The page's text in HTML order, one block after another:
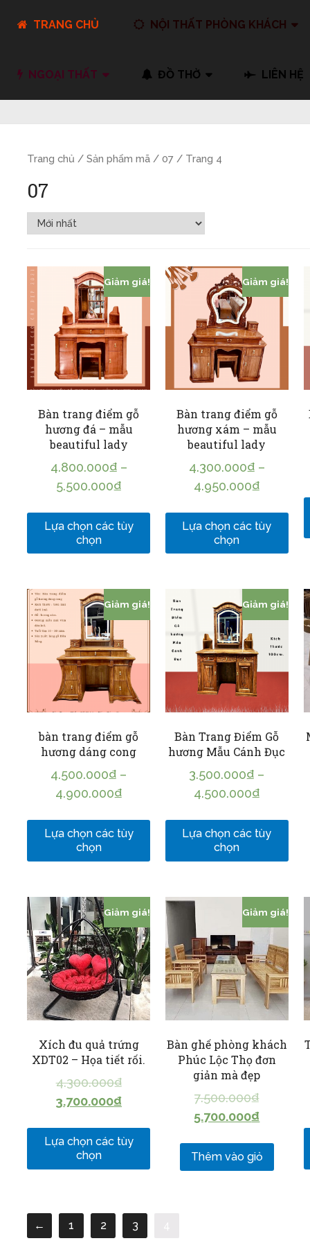
TRANG CHỦ NỘI THẤT PHÒNG KHÁCH
NGOẠI THẤT ĐỒ THỜ LIÊN HỆ
Trang chủ / Sản phẩm mã /07 / Trang 4
07
Giảm giá!
Bàn trang điểm gỗ
hương đá – mẫu
beautiful lady
4.800.000₫–
5.500.000₫
Lựa chọn các tùy
chọn
Giảm giá!
Bàn trang điểm gỗ
hương xám – mẫu
beautiful lady
4.300.000₫–
4.950.000₫
Lựa chọn các tùy
chọn
Giảm giá!
bàn trang điểm gỗ
hương dáng cong
4.500.000₫ –
4.900.000₫
Lựa chọn các tùy
chọn
Giảm giá!
Bàn Trang Điểm Gỗ
hương Mẫu Cánh Đục
3.500.000₫ –
4.500.000₫
Lựa chọn các tùy
chọn
Giảm giá!
Xích đu quả trứng
XDT02 – Họa tiết rối.
4.300.000₫
3.700.000₫
Lựa chọn các tùy
chọn
Giảm giá!
Bàn ghế phòng khách
Phúc Lộc Thọ đơn
giản mà đẹp
7.500.000₫
5.700.000₫
Thêm vào giỏ
← 1 2 3